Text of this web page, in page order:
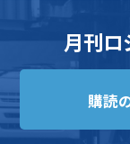
月刊ロ
購読